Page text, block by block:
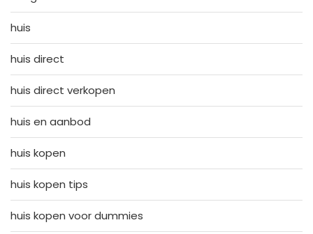
huis
huis direct
huis direct verkopen
huis en aanbod
huis kopen
huis kopen tips
huis kopen voor dummies